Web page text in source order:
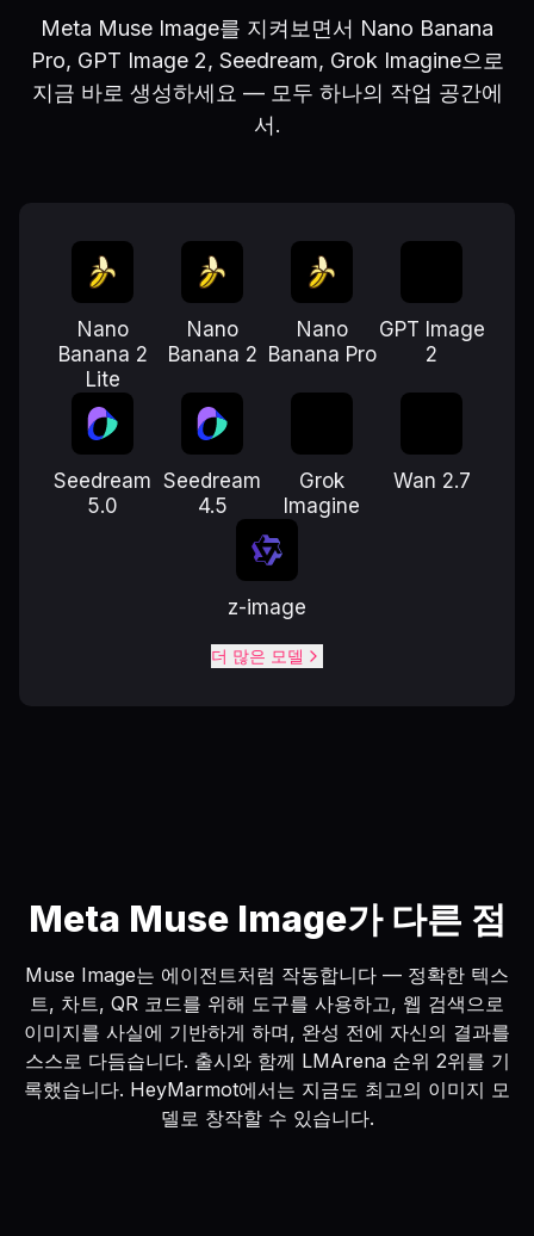
Meta Muse Image를 지켜보면서 Nano Banana
Pro, GPT Image 2, Seedream, Grok Imagine으로
지금 바로 생성하세요 — 모두 하나의 작업 공간에
서.
Nano
Banana 2
Lite
Nano
Banana 2
Nano
Banana Pro
GPT Image
2
Seedream
5.0
Seedream
4.5
Grok
Imagine
Wan 2.7
z-image
더 많은 모델
Meta Muse Image가 다른 점
Muse Image는 에이전트처럼 작동합니다 — 정확한 텍스
트, 차트, QR 코드를 위해 도구를 사용하고, 웹 검색으로
이미지를 사실에 기반하게 하며, 완성 전에 자신의 결과를
스스로 다듬습니다. 출시와 함께 LMArena 순위 2위를 기
록했습니다. HeyMarmot에서는 지금도 최고의 이미지 모
델로 창작할 수 있습니다.